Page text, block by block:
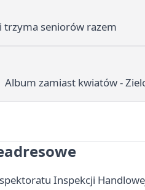
trzyma seniorów razem
Album zamiast kwiatów -
Inspekcji